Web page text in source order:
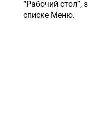
“Рабочий
списке Меню.